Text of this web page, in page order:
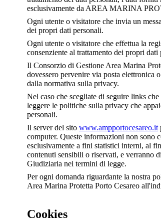
esclusivamente da AREA MARINA
Ogni utente o visitatore che invia un
dei propri dati personali.
Ogni utente o visitatore che effettua la
consenziente al trattamento dei propri dati
Il Consorzio di Gestione Area Marina
dovessero pervenire via posta elettronica
dalla normativa sulla privacy.
Nel caso che scegliate di seguire links
leggere le politiche sulla privacy che
personali.
Il server del sito www.ampportocesareo.it
computer. Queste informazioni non sono
esclusivamente a fini statistici interni, al
contenuti sensibili o riservati, e verranno
Giudiziaria nei termini di legge.
Per ogni domanda riguardante la nostra
Area Marina Protetta Porto Cesareo
Cookies